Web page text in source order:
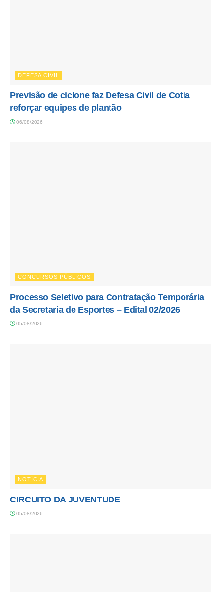
DEFESA CIVIL
Previsão de ciclone faz Defesa Civil de Cotia
reforçar equipes de plantão
06/08/2026
CONCURSOS PÚBLICOS
Processo Seletivo para Contratação Temporária
da Secretaria de Esportes – Edital 02/2026
05/08/2026
NOTÍCIA
CIRCUITO DA JUVENTUDE
05/08/2026